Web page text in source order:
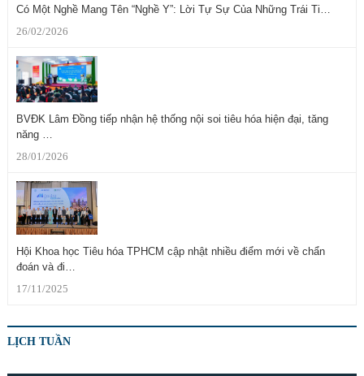
Có Một Nghề Mang Tên “Nghề Y”: Lời Tự Sự Của Những Trái Ti…
26/02/2026
BVĐK Lâm Đồng tiếp nhận hệ thống nội soi tiêu hóa hiện đại, tăng
năng …
28/01/2026
Hội Khoa học Tiêu hóa TPHCM cập nhật nhiều điểm mới về chẩn
đoán và đi…
17/11/2025
LỊCH TUẦN